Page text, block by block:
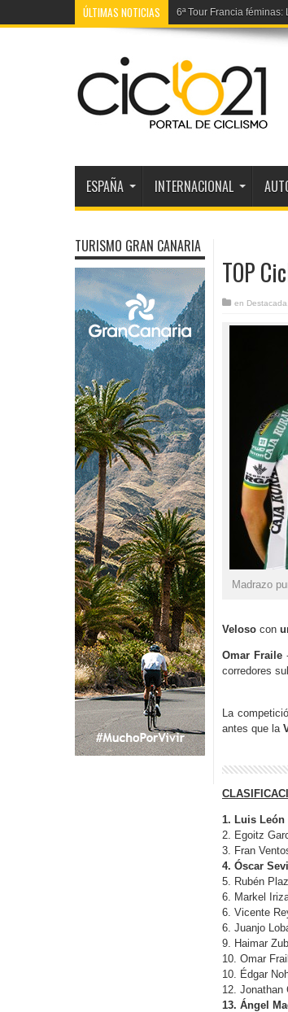
ÚLTIMAS NOTICIAS 6ª Tour Francia
ESPAÑA INTERNACIONAL
TOP
en Destacada
Madrazo
Veloso con
Omar Fraile
corredores
La
antes que la
1. Luis León
2. Egoitz
3. Fran
4. Óscar
5. Rubén
6. Markel
6. Vicente
6. Juanjo
9. Haimar
10. Omar
10. Édgar
12. Jonathan
13. Ángel
TURISMO GRAN CANARIA